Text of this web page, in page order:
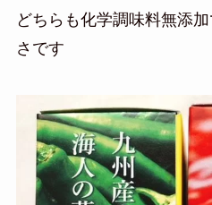
どちらも化学調味料無添
さです